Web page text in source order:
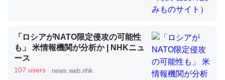
これを元に考えるとカルシウムを大量に使う脊椎動物と貝
類は苦労してるんだな…。腹足類だと殻を無くしてナメク
ジになったり努力してるし。
「ロシアがNATO限定侵攻の可能性
も」 米情報機関が分析か | NHKニュ
ース
107 users news.web.nhk